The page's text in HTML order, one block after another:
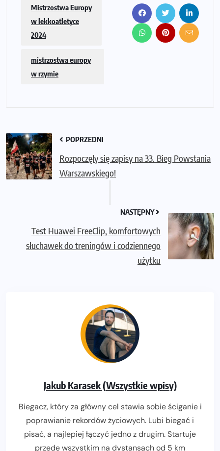
Mistrzostwa Europy
w lekkoatletyce
2024
mistrzostwa europy
w rzymie
POPRZEDNI
Rozpoczęły się zapisy na 33. Bieg Powstania
Warszawskiego!
NASTĘPNY
Test Huawei FreeClip, komfortowych
słuchawek do treningów i codziennego
użytku
Jakub Karasek (Wszystkie wpisy)
Biegacz, który za główny cel stawia sobie ściganie i
poprawianie rekordów życiowych. Lubi biegać i
pisać, a najlepiej łączyć jedno z drugim. Startuje
przede wszystkim na dystansach od 5 km